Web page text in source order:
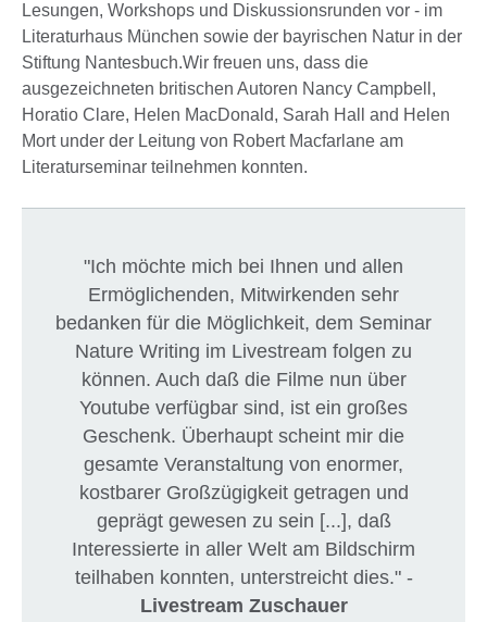
Lesungen, Workshops und Diskussionsrunden vor - im
Literaturhaus München sowie der bayrischen Natur in der
Stiftung Nantesbuch.Wir freuen uns, dass die
ausgezeichneten britischen Autoren Nancy Campbell,
Horatio Clare, Helen MacDonald, Sarah Hall and Helen
Mort under der Leitung von Robert Macfarlane am
Literaturseminar teilnehmen konnten.
"Ich möchte mich bei Ihnen und allen
Ermöglichenden, Mitwirkenden sehr
bedanken für die Möglichkeit, dem Seminar
Nature Writing im Livestream folgen zu
können. Auch daß die Filme nun über
Youtube verfügbar sind, ist ein großes
Geschenk. Überhaupt scheint mir die
gesamte Veranstaltung von enormer,
kostbarer Großzügigkeit getragen und
geprägt gewesen zu sein [...], daß
Interessierte in aller Welt am Bildschirm
teilhaben konnten, unterstreicht dies." -
Livestream Zuschauer